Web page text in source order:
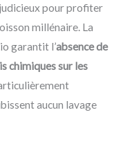
pour profiter
millénaire. La
garantit l’absence de
chimiques sur les
aucun lavage